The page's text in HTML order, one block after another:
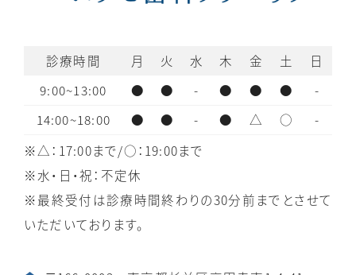
診療時間 月 火 水 木 金 土
日
9:00~13:00
● ● - ● ● ●
-
14:00~18:00
● ● - ● △ ○
-
※△：17:00まで/○：19:00まで
※水・日・祝：不定休
※最終受付は診療時間終わりの30分前までとさせて
いただいております。